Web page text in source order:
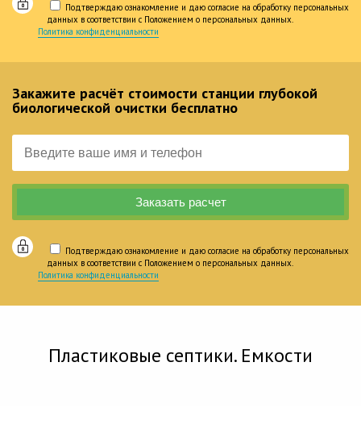
Подтверждаю ознакомление и даю согласие на обработку персональных
данных в соответствии с Положением о персональных данных.
Политика конфиденциальности
Закажите расчёт стоимости станции глубокой
биологической очистки бесплатно
Подтверждаю ознакомление и даю согласие на обработку персональных
данных в соответствии с Положением о персональных данных.
Политика конфиденциальности
Пластиковые септики. Емкости